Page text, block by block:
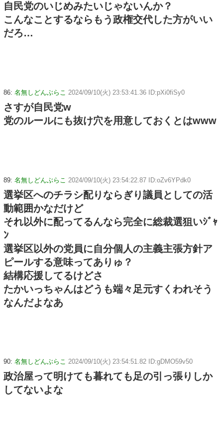
自民党のいじめみたいじゃないんか？
こんなことするならもう政権交代した方がいい
だろ…
86: 名無しどんぶらこ 2024/09/10(火) 23:53:41.36 ID:pXi0fiSy0
さすが自民党w
党のルールにも抜け穴を用意しておくとはwww
89: 名無しどんぶらこ 2024/09/10(火) 23:54:22.87 ID:oZv6YPdk0
選挙区へのチラシ配りならぎり議員としての活
動範囲かなだけど
それ以外に配ってるんなら完全に総裁選狙いｼﾞｬ
ﾝ
選挙区以外の党員に自分個人の主義主張方針ア
ピールする意味ってありゅ？
結構応援してるけどさ
たかいっちゃんはどうも端々足元すくわれそう
なんだよなあ
90: 名無しどんぶらこ 2024/09/10(火) 23:54:51.82 ID:gDMO59v50
政治屋って明けても暮れても足の引っ張りしか
してないよな